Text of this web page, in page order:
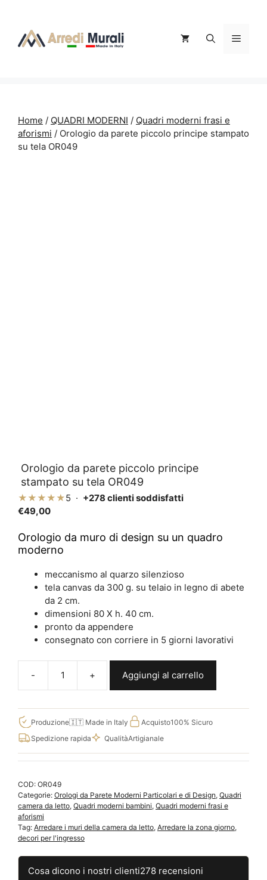
contenuto
Menu
Home / QUADRI MODERNI / Quadri moderni frasi e
aforismi / Orologio da parete piccolo principe stampato
su tela OR049
Orologio da parete piccolo principe
stampato su tela OR049
★★★★★5 · +278 clienti soddisfatti
€49,00
Orologio da muro di design su un quadro
moderno
meccanismo al quarzo silenzioso
tela canvas da 300 g. su telaio in legno di abete
da 2 cm.
dimensioni 80 X h. 40 cm.
pronto da appendere
consegnato con corriere in 5 giorni lavorativi
Orologio
da
parete
piccolo
principe
stampato
su
quantità
Aggiungi al carrello
Produzione🇮🇹 Made in Italy Acquisto100% Sicuro
Spedizione rapida
QualitàArtigianale
COD: OR049
Categorie: Orologi da Parete Moderni Particolari e di Design, Quadri
camera da letto, Quadri moderni bambini, Quadri moderni frasi e
aforismi
Tag: Arredare i muri della camera da letto, Arredare la zona giorno,
decori per l'ingresso
Cosa dicono i nostri clienti278 recensioni